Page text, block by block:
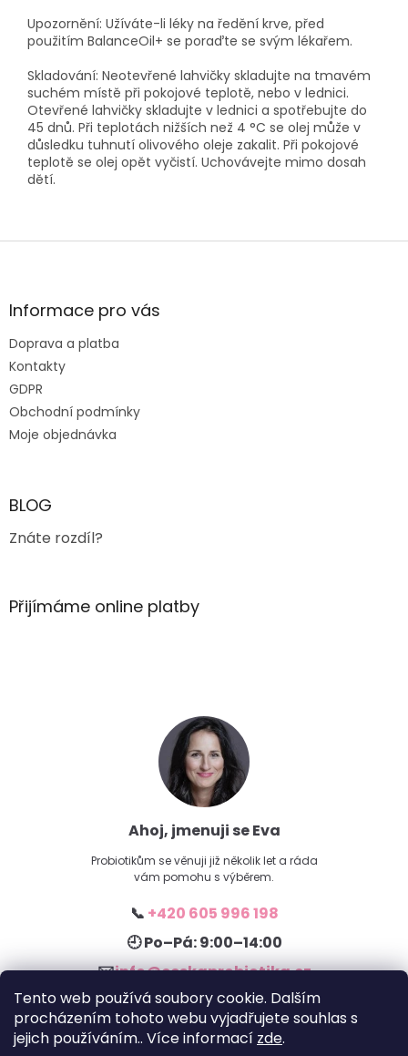
Tento web používá soubory cookie. Dalším
procházením tohoto webu vyjadřujete souhlas s
jejich používáním.. Více informací zde.
Upozornění: Užíváte-li léky na ředění krve, před
použitím BalanceOil+ se poraďte se svým lékařem.
Skladování: Neotevřené lahvičky skladujte na tmavém
suchém místě při pokojové teplotě, nebo v lednici.
Otevřené lahvičky skladujte v lednici a spotřebujte do
45 dnů. Při teplotách nižších než 4 °C se olej může v
důsledku tuhnutí olivového oleje zakalit. Při pokojové
teplotě se olej opět vyčistí. Uchovávejte mimo dosah
dětí.
Z
aInformace pro vás
Doprava a platba
Kontakty
GDPR
Obchodní podmínky
Moje objednávka
BLOG
Znáte rozdíl?
Přijímáme online platby
Ahoj, jmenuji se Eva
Probiotikům se věnuji již několik let a ráda
vám pomohu s výběrem.
📞 +420 605 996 198
🕘 Po–Pá: 9:00–14:00
✉️info@ceskaprobiotika.cz